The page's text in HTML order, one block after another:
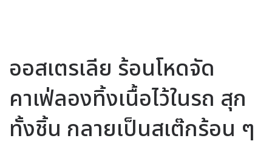
ออสเตรเลีย ร้อนโหดจัด
คาเฟ่ลองทิ้งเนื้อไว้ในรถ สุก
ทั้งชิ้น กลายเป็นสเต๊กร้อน ๆ